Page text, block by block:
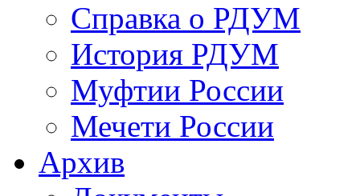
Справка о РДУМ
История РДУМ
Муфтии России
Мечети России
Архив